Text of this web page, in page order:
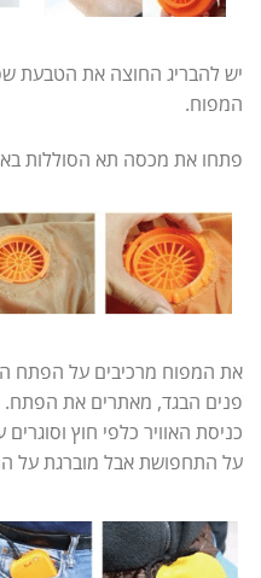
יש להבריג החוצה את הטבעת
המפוח.
פתחו את מכסה תא הסוללות
את המפוח מרכיבים על הפתח
פנים הבגד, מאתרים את
כניסת האוויר כלפי חוץ
על התחפושת אבל מוברגת על